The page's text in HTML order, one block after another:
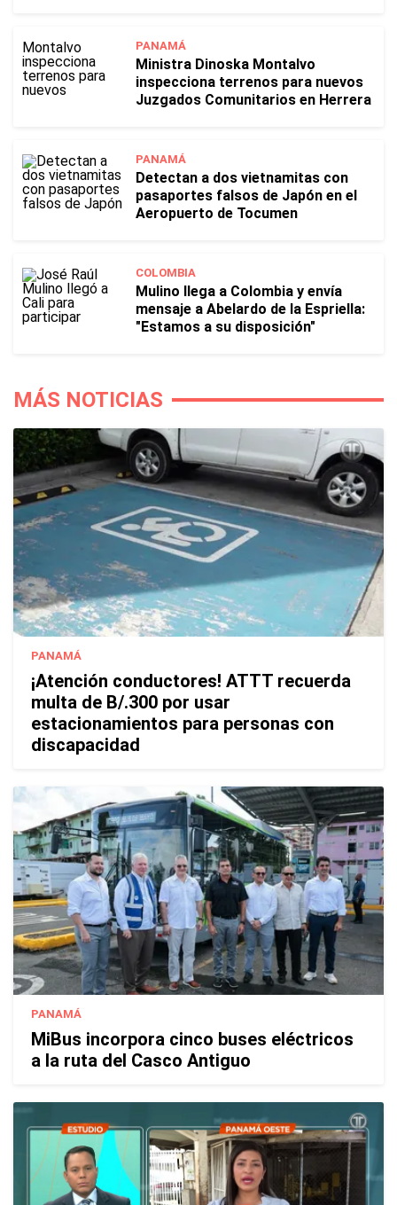
PANAMÁ
Ministra Dinoska Montalvo
inspecciona terrenos para nuevos
Juzgados Comunitarios en Herrera
PANAMÁ
Detectan a dos vietnamitas con
pasaportes falsos de Japón en el
Aeropuerto de Tocumen
COLOMBIA
Mulino llega a Colombia y envía
mensaje a Abelardo de la Espriella:
"Estamos a su disposición"
MÁS NOTICIAS
PANAMÁ
¡Atención conductores! ATTT recuerda
multa de B/.300 por usar
estacionamientos para personas con
discapacidad
PANAMÁ
MiBus incorpora cinco buses eléctricos
a la ruta del Casco Antiguo